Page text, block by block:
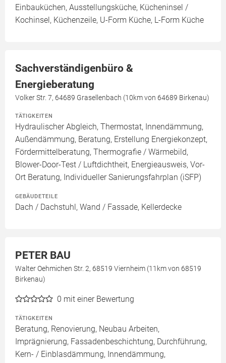
Einbauküchen, Ausstellungsküche, Kücheninsel /
Kochinsel, Küchenzeile, U-Form Küche, L-Form Küche
Sachverständigenbüro &
Energieberatung
Volker Str. 7, 64689 Grasellenbach (10km von 64689 Birkenau)
TÄTIGKEITEN
Hydraulischer Abgleich, Thermostat, Innendämmung,
Außendämmung, Beratung, Erstellung Energiekonzept,
Fördermittelberatung, Thermografie / Wärmebild,
Blower-Door-Test / Luftdichtheit, Energieausweis, Vor-
Ort Beratung, Individueller Sanierungsfahrplan (iSFP)
GEBÄUDETEILE
Dach / Dachstuhl, Wand / Fassade, Kellerdecke
PETER BAU
Walter Oehmichen Str. 2, 68519 Viernheim (11km von 68519
Birkenau)
0 mit einer Bewertung
TÄTIGKEITEN
Beratung, Renovierung, Neubau Arbeiten,
Imprägnierung, Fassadenbeschichtung, Durchführung,
Kern- / Einblasdämmung, Innendämmung,